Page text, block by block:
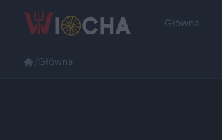
Główna
Główna